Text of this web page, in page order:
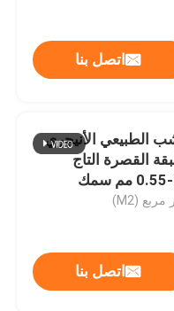
اتصل بنا
الطبيعي الأنيجري
القصرة التاج
اتصل بنا